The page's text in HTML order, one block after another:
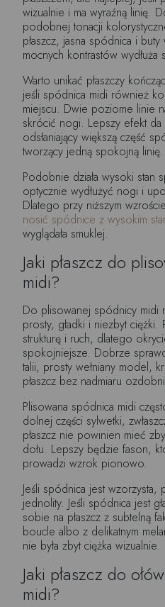
wizualnie i ma wyraźną linię.
podobnej tonacji
płaszcz, jasna spódnica i
mocnych kontrastów wydłuża
Warto unikać płaszczy
jeśli spódnica midi również
miejscu. Dwie poziome linie
skrócić nogi. Lepszy efekt da
odsłaniający większą część
tworzący jedną spokojną linię.
Podobnie działa wysoki stan
optycznie wydłużyć nogi i
Dlatego przy niższym
nosić spódnice z wysokim
wyglądała smuklej.
Jaki płaszcz do
midi?
Do plisowanej spódnicy midi
prosty, gładki i niezbyt
strukturę i ruch, dlatego
spokojniejsze. Dobrze
talii, prosty wełniany model,
płaszcz bez nadmiaru
Plisowana spódnica midi
dolnej części sylwetki,
płaszcz nie powinien mieć
dołu. Lepszy będzie fason,
prowadzi wzrok pionowo.
Jeśli spódnica jest wzorzysta,
jednolity. Jeśli spódnica jest
sobie na płaszcz z subtelną
boucle albo z delikatnym
nie była zbyt ciężka wizualnie.
Jaki płaszcz do
midi?